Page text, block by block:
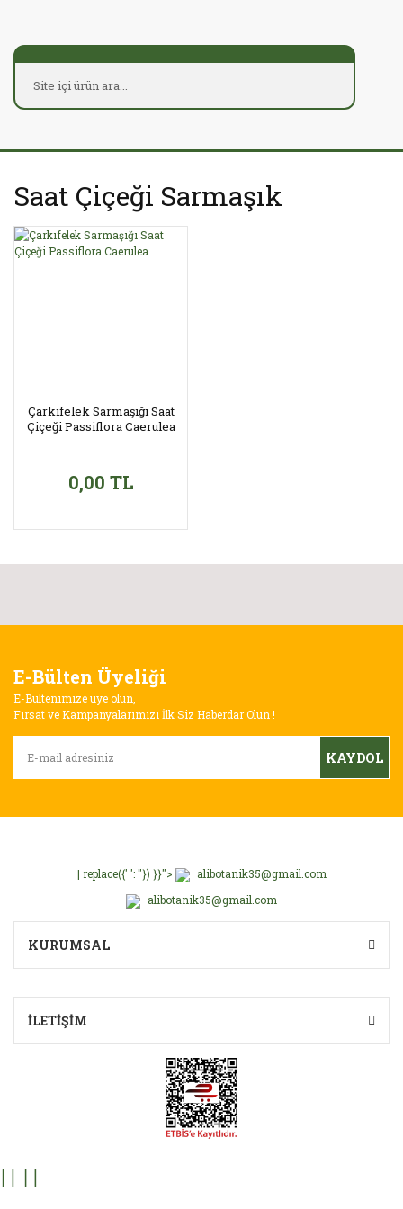
Saat Çiçeği Sarmaşık
Çarkıfelek Sarmaşığı Saat
Çiçeği Passiflora Caerulea
0,00 TL
E-Bülten Üyeliği
E-Bültenimize üye olun,
Fırsat ve Kampanyalarımızı İlk Siz Haberdar Olun !
KAYDOL
| replace({' ': ''}) }}">
alibotanik35@gmail.com
alibotanik35@gmail.com
KURUMSAL
İLETİŞİM